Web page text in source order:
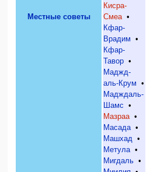
Местные советы
Кисра-
Смеа•
Кфар-
Врадим •
Кфар-
Тавор •
Маджд-
аль-Крум •
Мадждаль-
Шамс •
Мазраа•
Масада•
Машхад •
Метула•
Мигдаль •